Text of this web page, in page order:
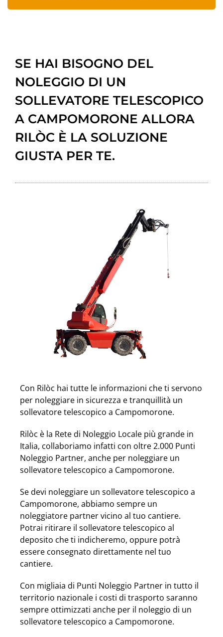
SE HAI BISOGNO DEL
NOLEGGIO DI UN
SOLLEVATORE TELESCOPICO
A CAMPOMORONE ALLORA
RILÒC È LA SOLUZIONE
GIUSTA PER TE.
Con Rilòc hai tutte le informazioni che ti servono
per noleggiare in sicurezza e tranquillità un
sollevatore telescopico a Campomorone.
Rilòc è la Rete di Noleggio Locale più grande in
Italia, collaboriamo infatti con oltre 2.000 Punti
Noleggio Partner, anche per noleggiare un
sollevatore telescopico a Campomorone.
Se devi noleggiare un sollevatore telescopico a
Campomorone, abbiamo sempre un
noleggiatore partner vicino al tuo cantiere.
Potrai ritirare il sollevatore telescopico al
deposito che ti indicheremo, oppure potrà
essere consegnato direttamente nel tuo
cantiere.
Con migliaia di Punti Noleggio Partner in tutto il
territorio nazionale i costi di trasporto saranno
sempre ottimizzati anche per il noleggio di un
sollevatore telescopico a Campomorone.